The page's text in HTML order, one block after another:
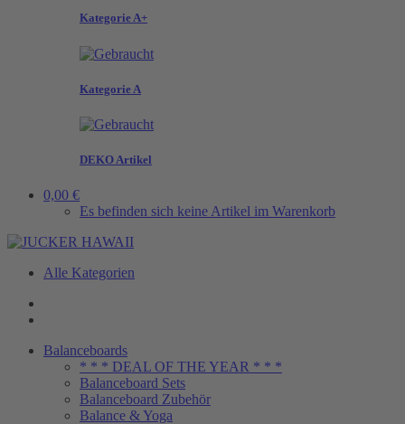
Kategorie A+
Kategorie A
DEKO Artikel
0,00 €
Es befinden sich keine Artikel im Warenkorb
Alle Kategorien
Balanceboards
* * * DEAL OF THE YEAR * * *
Balanceboard Sets
Balanceboard Zubehör
Balance & Yoga